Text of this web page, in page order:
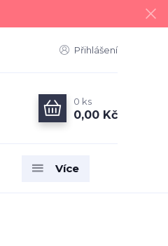
Přihlášení
0 ks
0,00 Kč
Více